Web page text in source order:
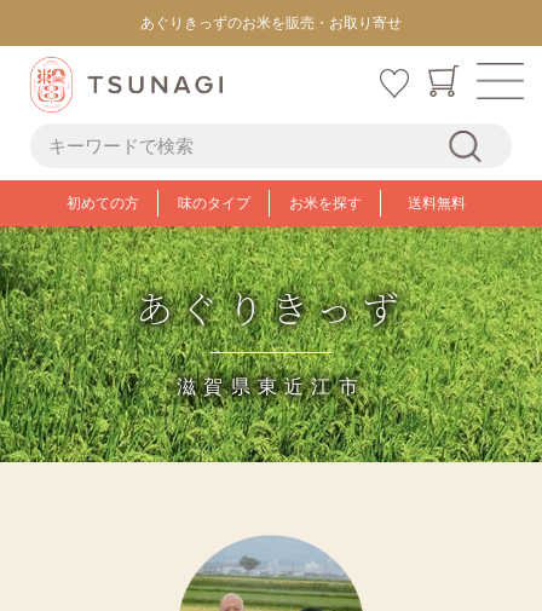
あぐりきっずのお米を販売・お取り寄せ
初めての方 味のタイプ お米を探す 送料無料
あぐりきっず
滋賀県東近江市